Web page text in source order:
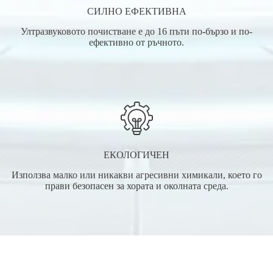
СИЛНО ЕФЕКТИВНА
Ултразвуковото почистване е до 16 пъти по-бързо и по-
ефективно от ръчното.
ЕКОЛОГИЧЕН
Използва малко или никакви агресивни химикали, което го
прави безопасен за хората и околната среда.